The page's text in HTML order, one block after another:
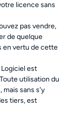
licence sans
pas vendre,
de quelque
en vertu de cette
Logiciel est
utilisation du
mais sans s'y
tiers, est